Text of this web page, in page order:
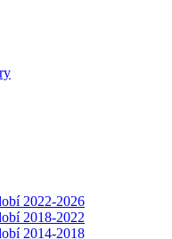
2022-2026
2018-2022
2014-2018